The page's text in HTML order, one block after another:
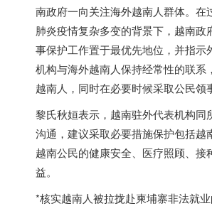
南政府一向关注海外越南人群体。在
肺炎疫情复杂多变的背景下，越南政
事保护工作置于最优先地位，并指示
机构与海外越南人保持经常性的联系
越南人，同时在必要时候采取公民领
黎氏秋姮表示，越南驻外代表机构同
沟通，建议采取必要措施保护包括越
越南公民的健康安全、医疗照顾、接
益。
*核实越南人被拉拢赴柬埔寨非法就